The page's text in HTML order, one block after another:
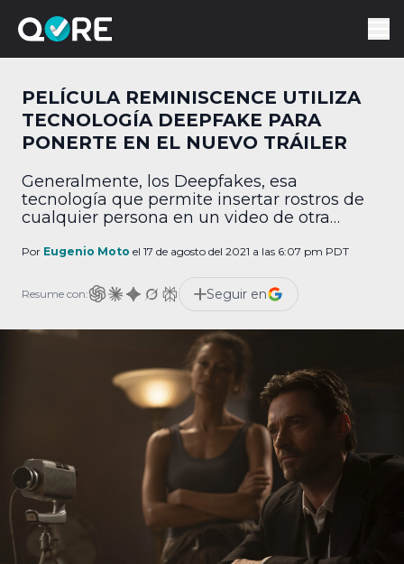
PELÍCULA REMINISCENCE UTILIZA
TECNOLOGÍA DEEPFAKE PARA
PONERTE EN EL NUEVO TRÁILER
Generalmente, los Deepfakes, esa
tecnología que permite insertar rostros de
cualquier persona en un video de otra
comprensiblemente. No obstante, ahora
positiva, gracias a una brillante y muy
curiosa campaña de mercadotecnia de la
nueva película de Hugh Jackman,
Reminescence. Resulta que tú […]
Por Eugenio Moto el 17 de agosto del 2021 a las 6:07 pm PDT
Resume con: Seguir en